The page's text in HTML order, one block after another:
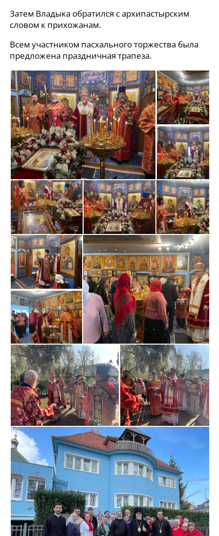
Затем Владыка обратился с архипастырским
словом к прихожанам.
Всем участником пасхального торжества была
предложена праздничная трапеза.